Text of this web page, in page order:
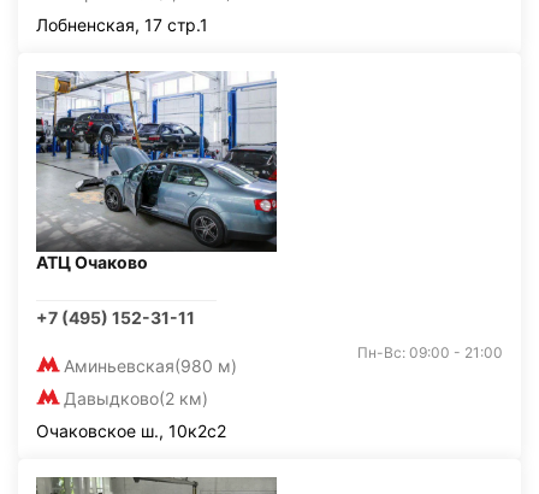
Лобненская, 17 стр.1
АТЦ Очаково
+7 (495) 152-31-11
Аминьевская(980 м)
Давыдково(2 км)
Пн-Вс: 09:00 - 21:00
Очаковское ш., 10к2с2